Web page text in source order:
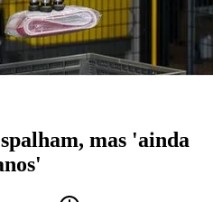
mas 'ainda